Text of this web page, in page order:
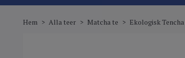
Hem Alla teer Matcha te Ekologisk